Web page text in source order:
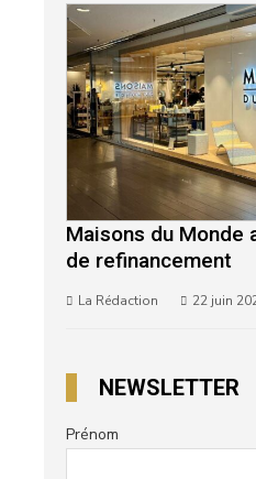
Maisons du Monde
de refinancement
La Rédaction 22 juin
NEWSLETTER
Prénom